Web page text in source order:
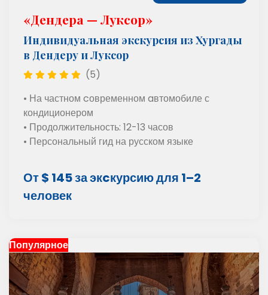
«Дендера — Луксор»
Индивидуальная экскурсия из Хургады
в Дендеру и Луксор
(5)
• На частном cовременном aвтомобиле с
кондиционером
• Продолжительность: 12-13 часов
• Персональный гид на русском языке
От $ 145 за экcкурсию для 1–2
человек
Популярное